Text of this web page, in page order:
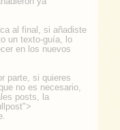
al final, si añadiste
un texto-guía, lo
en los nuevos
parte, si quieres
no es necesario,
posts, la